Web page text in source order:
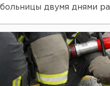
больницы двумя днями